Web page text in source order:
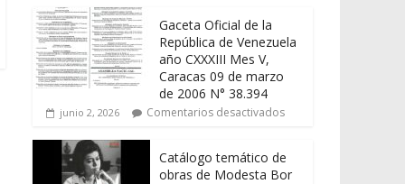
Gaceta Oficial de la
República de Venezuela
año CXXXIII Mes V,
Caracas 09 de marzo
de 2006 N° 38.394
junio 2, 2026 Comentarios desactivados
Catálogo temático de
obras de Modesta Bor